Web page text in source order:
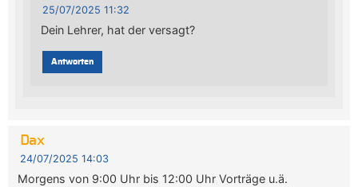
25/07/2025 11:32
Dein Lehrer, hat der versagt?
Antworten
Dax
24/07/2025 14:03
Morgens von 9:00 Uhr bis 12:00 Uhr Vorträge u.ä.